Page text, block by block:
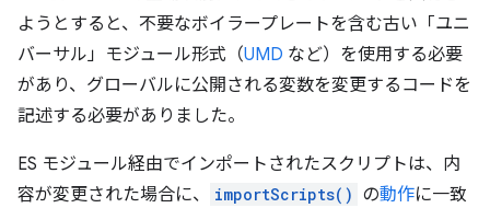
ようとすると、不要なボイラープレートを含む古い「ユニ
バーサル」モジュール形式（UMD など）を使用する必要
があり、グローバルに公開される変数を変更するコードを
記述する必要がありました。
ES モジュール経由でインポートされたスクリプトは、内
容が変更された場合に、
importScripts() の動作に一致